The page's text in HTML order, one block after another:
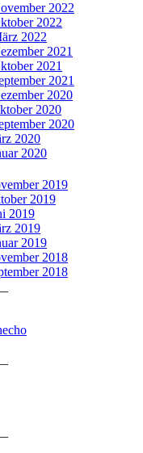
2022
2022
2022
2021
2021
2021
2020
2020
2020
2020
2020
2019
2019
2019
2019
2019
2018
2018